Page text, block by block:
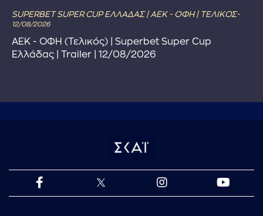
SUPERBET SUPER CUP ΕΛΛΑΔΑΣ | ΑΕΚ - ΟΦΗ | ΤΕΛΙΚΟΣ-
12/08/2026
ΑΕΚ - ΟΦΗ (Τελικός) | Superbet Super Cup
Ελλάδας | Trailer | 12/08/2026